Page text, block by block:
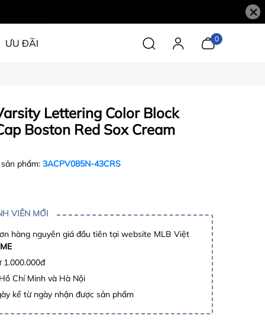
×
ƯU ĐÃI 0
Lettering Color Block
Boston Red Sox Cream
phẩm: 3ACPV085N-43CRS
VIÊN MỚI
hàng nguyên giá đầu tiên tại website MLB Việt
1.000.000đ
Chí Minh và Hà Nội
kể từ ngày nhận được sản phẩm